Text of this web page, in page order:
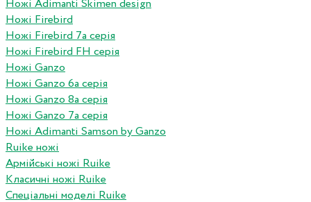
Ножі Adimanti Skimen design
Ножі Firebird
Ножі Firebird 7а серія
Ножі Firebird FH серія
Ножі Ganzo
Ножі Ganzo 6а серія
Ножі Ganzo 8а серія
Ножі Ganzo 7а серія
Ножі Adimanti Samson by Ganzo
Ruike ножі
Армійські ножі Ruike
Класичні ножі Ruike
Спеціальні моделі Ruike